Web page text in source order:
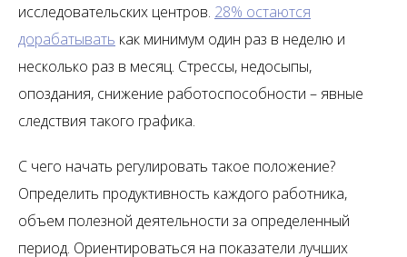
исследовательских центров. 28% остаются
дорабатывать как минимум один раз в неделю и
несколько раз в месяц. Стрессы, недосыпы,
опоздания, снижение работоспособности – явные
следствия такого графика.
С чего начать регулировать такое положение?
Определить продуктивность каждого работника,
объем полезной деятельности за определенный
период. Ориентироваться на показатели лучших